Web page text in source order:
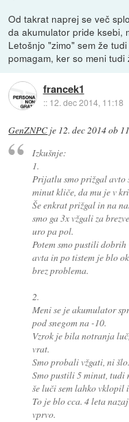
Od takrat naprej se več
da akumulator pride ksebi,
Letošnjo "zimo" sem že
pomagam, ker so meni
francek1
:: 12. dec 2014, 11:18
GenZNPCje 12. dec 2014 ob
Izkušnje:
1.
Prijatlu smo prižgal avto
minut kliče, da mu je v
Še enkrat prižgal in na
smo ga 3x vžgali za
uro pa pol.
Potem smo pustili
avta in po tistem je blo
brez problema.
2.
Meni se je akumulator
pod snegom na -10.
Vzrok je bila notranja
vrat.
Smo probali vžgati, ni šlo.
Smo pustili 5 minut, tudi
še luči sem lahko vklopil
To je blo cca. 4 leta
vprvo.